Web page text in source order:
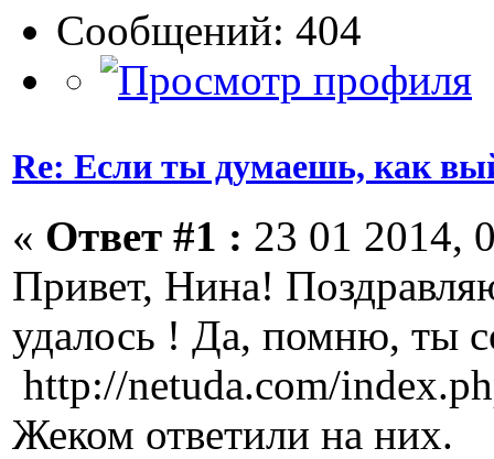
Сообщений: 404
Re: Если ты думаешь, как
« Ответ #1 : 23 01 2014,
Привет, Нина!
удалось ! Да, помню, ты
http://netuda.com/
Жеком ответили на них.